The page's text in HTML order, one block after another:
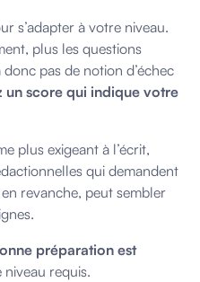
s’adapter à votre niveau.
plus les questions
pas de notion d’échec
un score qui indique votre
plus exigeant à l’écrit,
qui demandent
revanche, peut sembler
préparation est
requis.